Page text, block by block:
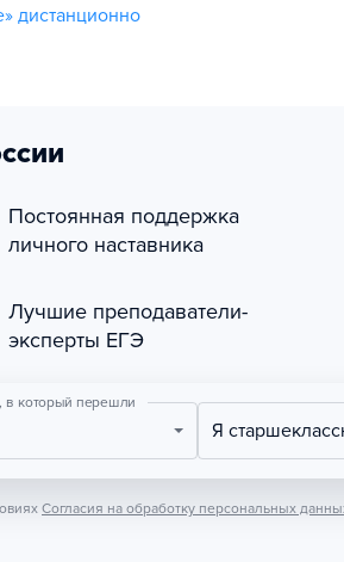
дистанционно
Постоянная поддержка
личного наставника
Лучшие преподаватели-
эксперты ЕГЭ
в который перешли
Я
Согласия на обработку персональных